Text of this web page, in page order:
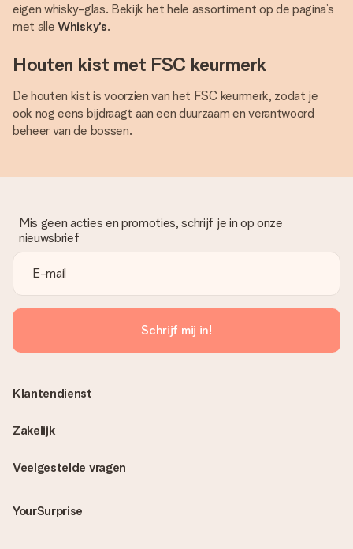
eigen whisky-glas. Bekijk het hele assortiment op de pagina’s
met alleWhisky’s.
Houten kist met FSC keurmerk
De houten kist is voorzien van het FSC keurmerk, zodat je
ook nog eens bijdraagt aan een duurzaam en verantwoord
beheer van de bossen.
Mis geen acties en promoties, schrijf je in op onze
nieuwsbrief
Schrijf mij in!
Veelgestelde vragen
YourSurprise
Klantendienst
Zakelijk